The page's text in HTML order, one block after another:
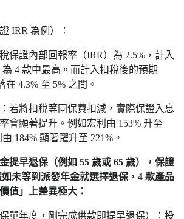
IRR 為例）：
保證內部回報率（IRR）為 2.5%，計入
4 款中最高。而計入扣稅後的預期
4.3% 至 5% 之間。
若將扣稅等同保費扣減，實際保證入息
會顯著提升。例如宏利由 153% 升至
184% 顯著躍升至 221%。
提早退保（例如 55 歲或 65 歲），保證
未等到派發年金就選擇退保，4 款產品
值」上差異極大：
單年度，剛完成供款即提早退保）：投